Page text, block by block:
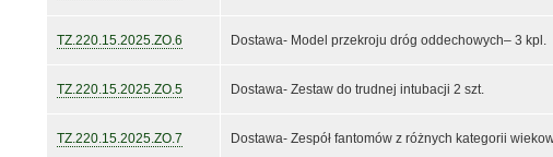
TZ.220.15.2025.ZO.6 Dostawa- Model przekroju dróg oddechowych– 3 kpl.
TZ.220.15.2025.ZO.5 Dostawa- Zestaw do trudnej intubacji 2 szt.
TZ.220.15.2025.ZO.7 Dostawa- Zespół fantomów z różnych kategorii